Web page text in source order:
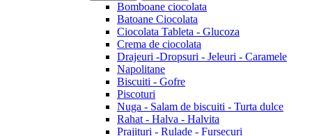
Bomboane ciocolata
Batoane Ciocolata
Ciocolata Tableta - Glucoza
Crema de ciocolata
Drajeuri -Dropsuri - Jeleuri - Caramele
Napolitane
Biscuiti - Gofre
Piscoturi
Nuga - Salam de biscuiti - Turta dulce
Rahat - Halva - Halvita
Prajituri - Rulade - Fursecuri